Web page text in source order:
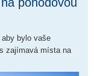
bylo vaše
zajímavá místa na